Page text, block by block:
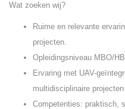
Wat zoeken wij?
Ruime en relevante
projecten.
Opleidingsniveau MBO/
Ervaring met UAV-
multidisciplinaire
Competenties: praktisch,